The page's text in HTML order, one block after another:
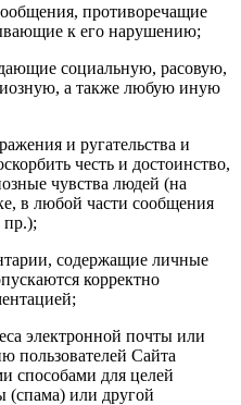
противоречащие
к его нарушению;
социальную, расовую,
а также любую иную
и ругательства и
честь и достоинство,
чувства людей (на
в любой части сообщения
пр.);
содержащие личные
корректно
электронной почты или
пользователей Сайта
способами для целей
(спама) или другой